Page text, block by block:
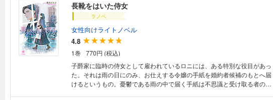
を幸せにしたい」 そう願う臆病な彼と、それを見守る花。 猫との出会い
が二人の世界を優しく変えていく、温かな青春ストーリー開幕。
長靴をはいた侍女
ラノベ
女性向けライトノベル
4.8
1巻
770円 (税込)
子爵家に臨時の侍女として雇われているロニには、ある特別な役目があっ
た。それは雨の日にのみ、お仕えする令嬢の手紙を婚約者候補のもとへ届
けるというもの。憂鬱である雨の中で届く手紙は不思議と受け取る者の心